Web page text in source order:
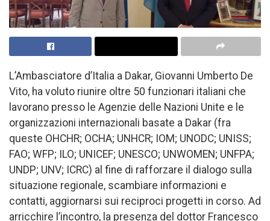
L’Ambasciatore d’Italia a Dakar, Giovanni Umberto De
Vito, ha voluto riunire oltre 50 funzionari italiani che
lavorano presso le Agenzie delle Nazioni Unite e le
organizzazioni internazionali basate a Dakar (fra
queste OHCHR; OCHA; UNHCR; IOM; UNODC; UNISS;
FAO; WFP; ILO; UNICEF; UNESCO; UNWOMEN; UNFPA;
UNDP; UNV; ICRC) al fine di rafforzare il dialogo sulla
situazione regionale, scambiare informazioni e
contatti, aggiornarsi sui reciproci progetti in corso. Ad
arricchire l’incontro, la presenza del dottor Francesco